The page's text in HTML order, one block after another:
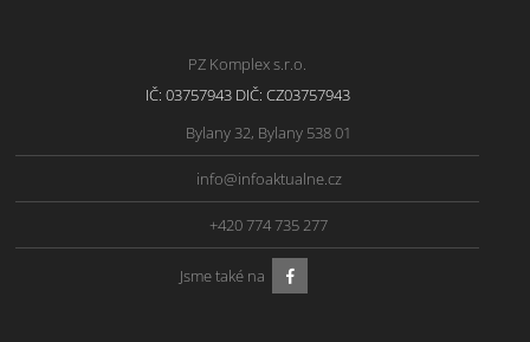
PZ Komplex s.r.o.
IČ: 03757943 DIČ: CZ03757943
Bylany 32, Bylany 538 01
info@infoaktualne.cz
+420 774 735 277
Jsme také na